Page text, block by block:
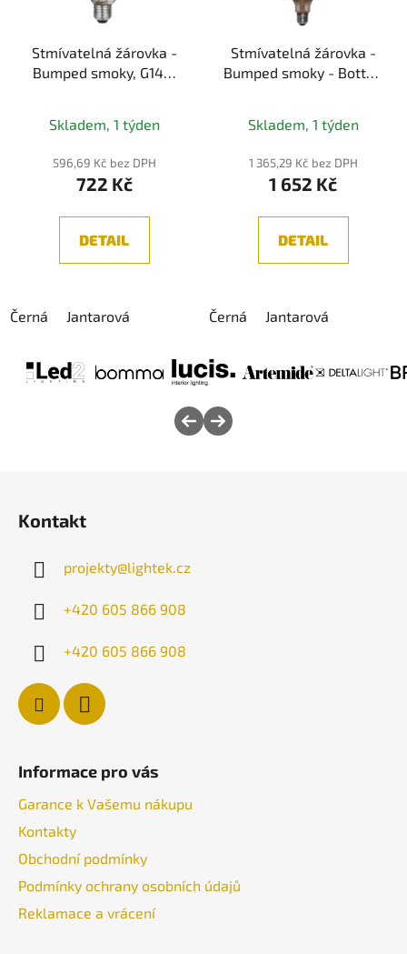
Stmívatelná žárovka -
Bumped smoky, G140,
Skladem, 1 týden
596,69 Kč bez DPH
722 Kč
DETAIL
Černá Jantarová
Stmívatelná žárovka -
Bumped smoky - Bottle,
Skladem, 1 týden
1 365,29 Kč bez DPH
1 652 Kč
DETAIL
Černá Jantarová
Kontakt
projekty@lightek.cz
+420 605 866 908
+420 605 866 908
Informace pro vás
Garance k Vašemu nákupu
Kontakty
Obchodní podmínky
Podmínky ochrany osobních údajů
Reklamace a vrácení